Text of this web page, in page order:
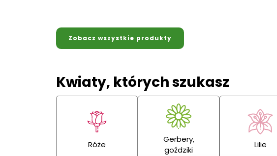
Zobacz wszystkie produkty
Kwiaty, których szukasz
Róże
Gerbery,
goździki
Lilie